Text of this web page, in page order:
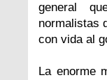
general
normalistas
con vida al
La enorme